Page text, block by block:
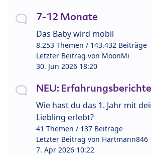
7-12 Monate
Das Baby wird mobil
8.253 Themen / 143.432 Beiträge
Letzter Beitrag von MoonMi
30. Jun 2026 18:20
NEU: Erfahrungsberichte
Wie hast du das 1. Jahr mit
Liebling erlebt?
41 Themen / 137 Beiträge
Letzter Beitrag von Hartmann846
7. Apr 2026 10:22